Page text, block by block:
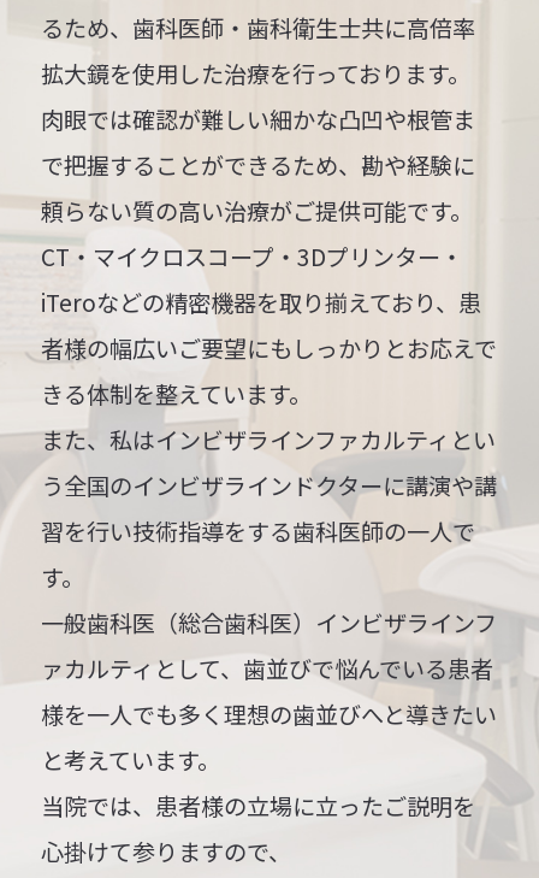
るため、歯科医師・歯科衛生士共に高倍率
拡大鏡を使用した治療を行っております。
肉眼では確認が難しい細かな凸凹や根管ま
で把握することができるため、勘や経験に
頼らない質の高い治療がご提供可能です。
CT・マイクロスコープ・3Dプリンター・
iTeroなどの精密機器を取り揃えており、患
者様の幅広いご要望にもしっかりとお応えで
きる体制を整えています。
また、私はインビザラインファカルティとい
う全国のインビザラインドクターに講演や講
習を行い技術指導をする歯科医師の一人で
す。
一般歯科医（総合歯科医） インビザラインフ
ァカルティとして、歯並びで悩んでいる患者
様を一人でも多く理想の歯並びへと導きたい
と考えています。
当院では、患者様の立場に立ったご説明を
心掛けて参りますので、